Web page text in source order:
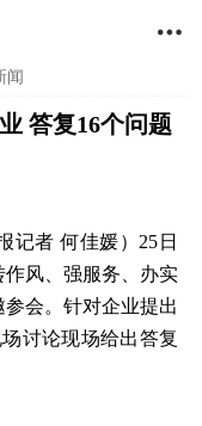

闻
答复16个问题
记者 何佳媛）25日
作风、强服务、办实
会。针对企业提出
讨论现场给出答复